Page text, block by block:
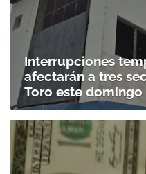
Interrupciones
afectarán a tres
Toro este domingo